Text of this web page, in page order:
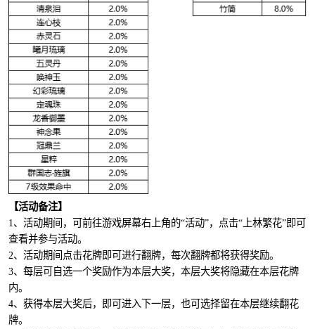
【活动备注】
1、活动期间，可前往游戏屏幕右上角的“活动”，点击“上林繁花”即可
查看并参与活动。
2、活动期间点击花牌即可进行翻牌，每次翻牌都将获得奖励。
3、每层可自选一个奖励作为本层大奖，本层大奖将隐藏在本层花牌
内。
4、获得本层大奖后，即可进入下一层，也可选择留在本层继续翻花
牌。